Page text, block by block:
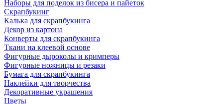
Наборы для поделок из бисера и пайеток
Скрапбукинг
Калька для скрапбукинга
Декор из картона
Конверты для скрапбукинга
Ткани на клеевой основе
Фигурные дыроколы и кримперы
Фигурные ножницы и резаки
Бумага для скрапбукинга
Наклейки для творчества
Декоративные украшения
Цветы